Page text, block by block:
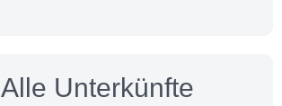
Alle Unterkünfte